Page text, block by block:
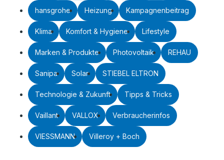
hansgrohe Heizung Kampagnenbeitrag
Klima Komfort & Hygiene Lifestyle
Marken & Produkte Photovoltaik REHAU
Sanipa Solar STIEBEL ELTRON
Technologie & Zukunft Tipps & Tricks
Vaillant VALLOX Verbraucherinfos
VIESSMANN Villeroy + Boch